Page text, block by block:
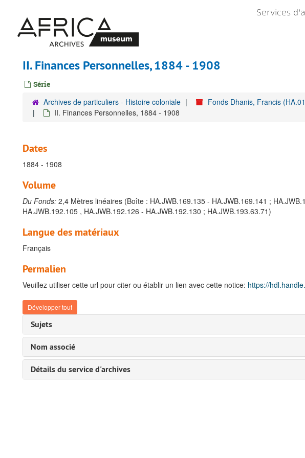
contenu
principal
Services
II. Finances Personnelles, 1884 - 1908
Série
Archives de particuliers - Histoire coloniale Fonds Dhanis, Francis
II. Finances Personnelles, 1884 - 1908
Dates
1884 - 1908
Volume
Du Fonds: 2,4 Mètres linéaires (Boîte : HA.JWB.169.135 - HA.JWB.169.141 ;
HA.JWB.192.105 , HA.JWB.192.126 - HA.JWB.192.130 ; HA.JWB.193.63.71)
Langue des matériaux
Français
Permalien
Veuillez utiliser cette url pour citer ou établir un lien avec cette notice: https://
Développer tout
Sujets
Nom associé
Détails du service d'archives